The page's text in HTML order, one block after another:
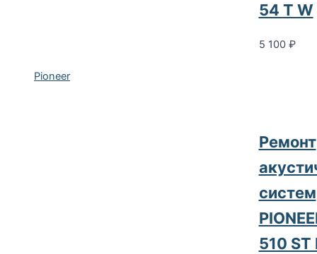
Pioneer
54 T W
5 100 ₽
Pемонт
систем
510 ST